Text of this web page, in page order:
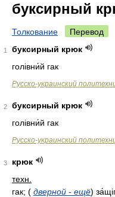
буксирный
Толкование Перевод
1
буксирный крюк
голівни́й гак
Русско-украинский
2
буксирный крюк
голівни́й гак
Русско-украинский
3
крюк
техн.
гак; ( дверной - ещё)